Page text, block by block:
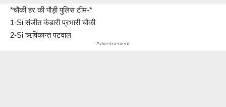
*चौकी हर की पौड़ी पुलिस टीम-*
1-Si संजीत कंडारी प्रभारी चौकी
2-Si ऋषिकान्त पटवाल
- Advertisement -